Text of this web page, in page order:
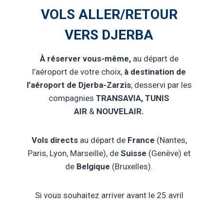
VOLS ALLER/RETOUR
VERS DJERBA
À réserver vous-même,au départ de
l’aéroport de votre choix, à destination de
l’aéroport de Djerba-Zarzis, desservi par les
compagnies TRANSAVIA, TUNIS
AIR & NOUVELAIR.
Vols directs au départ de France (Nantes,
Paris, Lyon, Marseille), de Suisse (Genève) et
de Belgique (Bruxelles).
Si vous souhaitez arriver avant le 25 avril